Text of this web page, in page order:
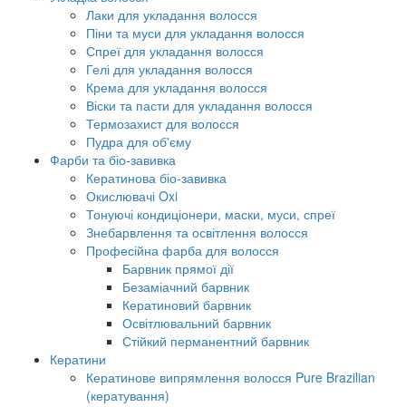
Лаки для укладання волосся
Піни та муси для укладання волосся
Спреї для укладання волосся
Гелі для укладання волосся
Крема для укладання волосся
Віски та пасти для укладання волосся
Термозахист для волосся
Пудра для об'єму
Фарби та біо-завивка
Кератинова біо-завивка
Окислювачі Oxi
Тонуючі кондиціонери, маски, муси, спреї
Знебарвлення та освітлення волосся
Професійна фарба для волосся
Барвник прямої дії
Безаміачний барвник
Кератиновий барвник
Освітлювальний барвник
Стійкий перманентний барвник
Кератини
Кератинове випрямлення волосся Pure Brazilian
(кератування)